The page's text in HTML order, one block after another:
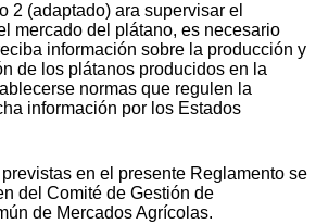
2 (adaptado) ara supervisar el
mercado del plátano, es necesario
información sobre la producción y
de los plátanos producidos en la
normas que regulen la
información por los Estados
en el presente Reglamento se
del Comité de Gestión de
de Mercados Agrícolas.